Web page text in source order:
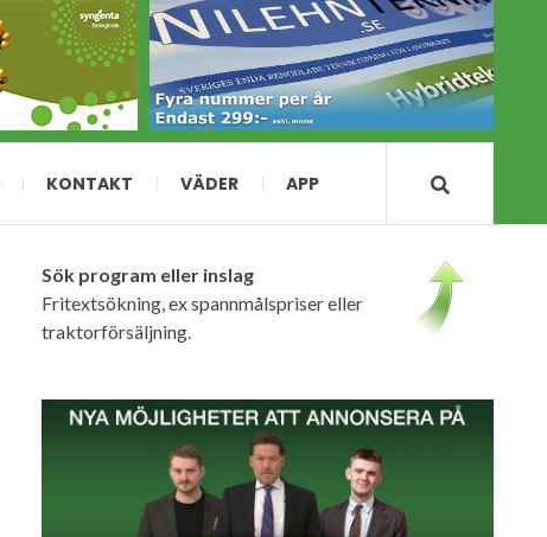
KONTAKT VÄDER APP
Sök program eller inslag
Fritextsökning, ex spannmålspriser eller
traktorförsäljning.